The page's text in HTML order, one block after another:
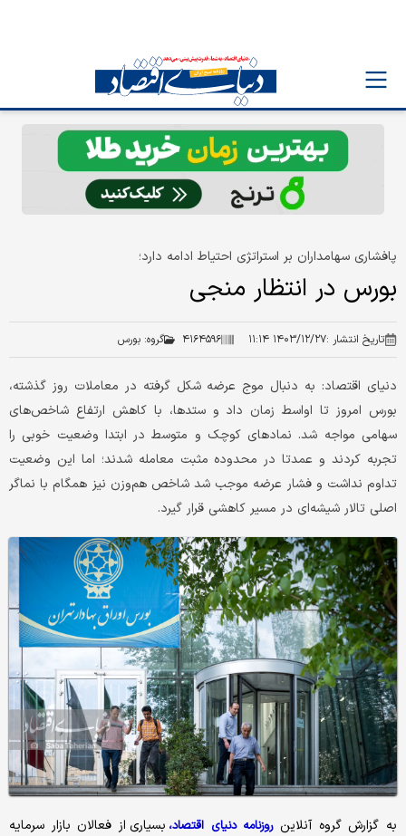
پافشاری سهامداران بر استراتژی احتیاط ادامه دارد؛
بورس در انتظار منجی
تاریخ انتشار :۱۴۰۳/۱۲/۲۷ ۱۱:۱۴ ۴۱۶۴۵۹۶ گروه: بورس
دنیای اقتصاد: به دنبال موج عرضه شکل گرفته در معاملات روز گذشته،
بورس امروز تا اواسط زمان داد و ستدها، با کاهش ارتفاع شاخص‌های
سهامی مواجه شد. نمادهای کوچک و متوسط در ابتدا وضعیت خوبی را
تجربه کردند و عمدتا در محدوده مثبت معامله شدند؛ اما این وضعیت
تداوم نداشت و فشار عرضه موجب شد شاخص هم‌وزن نیز همگام با نماگر
اصلی تالار شیشه‌ای در مسیر کاهشی قرار گیرد.
به گزارش گروه آنلاین روزنامه دنیای اقتصاد، بسیاری از فعالان بازار سرمایه